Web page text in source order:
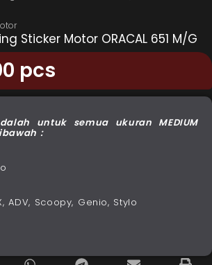
Sticker Motor ORACAL 651 M/G
pcs
untuk semua ukuran MEDIUM
:
ADV, Scoopy, Genio, Stylo